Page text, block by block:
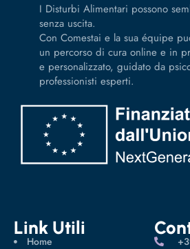
I Disturbi Alimentari possono
senza uscita.
Con Comestai e la sua équipe
un percorso di cura online e in
e personalizzato, guidato da
professionisti esperti.
Link Utili
Home